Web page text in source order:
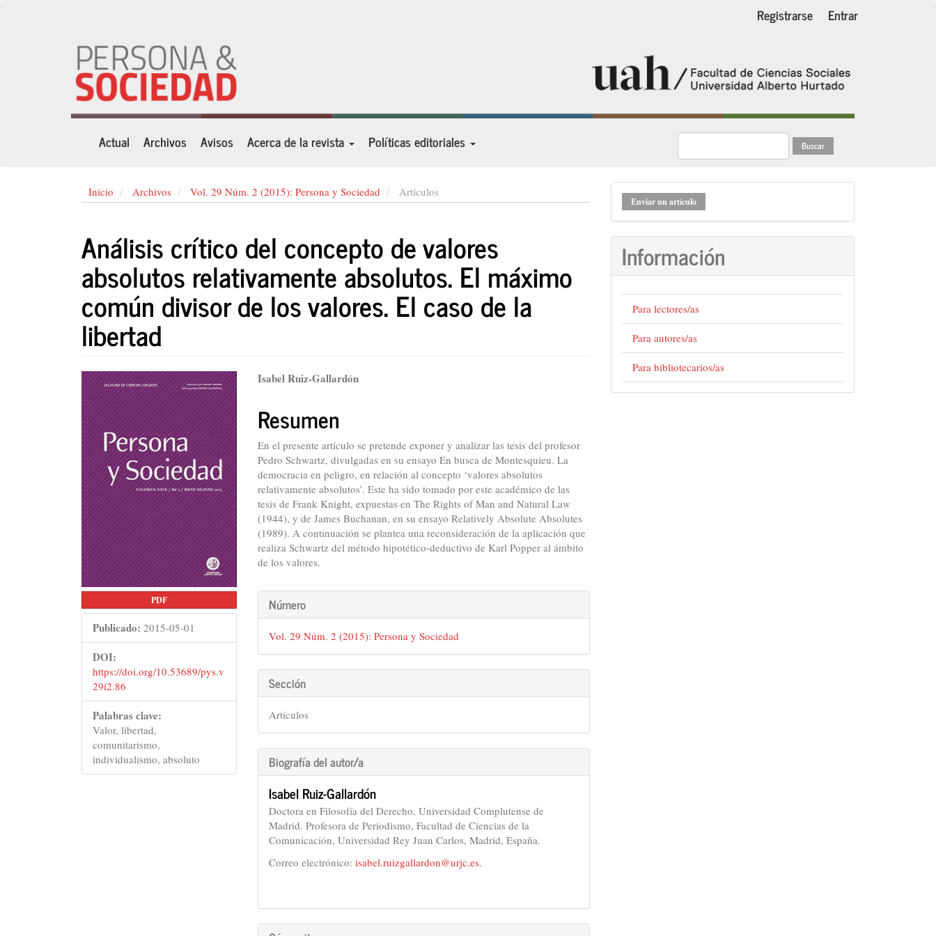
Registrarse Entrar
Actual Archivos Avisos Acerca de la revista Políticas editoriales Buscar
Inicio Archivos Vol. 29 Núm. 2 (2015): Persona y Sociedad Artículos
Análisis crítico del concepto de valores
absolutos relativamente absolutos. El máximo
común divisor de los valores. El caso de la
libertad
Barra
lateral
del
artículo
PDF
Publicado: 2015-05-01
DOI:
https://doi.org/10.53689/pys.v
29i2.86
Palabras clave:
Valor, libertad,
comunitarismo,
individualismo, absoluto
Contenido
principal
del
artículo
Isabel Ruiz-Gallardón
Resumen
En el presente artículo se pretende exponer y analizar las tesis del profesor
Pedro Schwartz, divulgadas en su ensayo En busca de Montesquieu. La
democracia en peligro, en relación al concepto ‘valores absolutos
relativamente absolutos’. Este ha sido tomado por este académico de las
tesis de Frank Knight, expuestas en The Rights of Man and Natural Law
(1944), y de James Buchanan, en su ensayo Relatively Absolute Absolutes
(1989). A continuación se plantea una reconsideración de la aplicación que
realiza Schwartz del método hipotético-deductivo de Karl Popper al ámbito
de los valores.
Detalles
del
artículo
Número
Vol. 29 Núm. 2 (2015): Persona y Sociedad
Sección
Artículos
Biografía del autor/a
Isabel Ruiz-Gallardón
Doctora en Filosofía del Derecho, Universidad Complutense de
Madrid. Profesora de Periodismo, Facultad de Ciencias de la
Comunicación, Universidad Rey Juan Carlos, Madrid, España.
Correo electrónico:isabel.ruizgallardon@urjc.es.
Enviar
un
artículo
Enviar un artículo
Información
Para lectores/as
Para autores/as
Para bibliotecarios/as